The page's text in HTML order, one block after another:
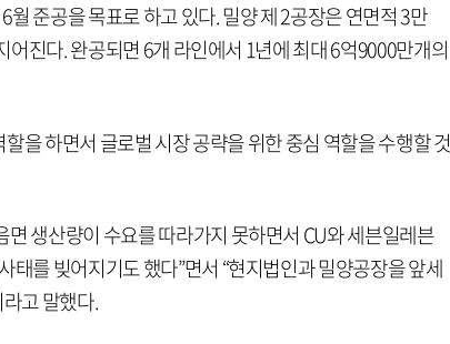
월 준공을 목표로 하고 있다. 밀양 제 2공장은 연면적 3만
진다. 완공되면 6개 라인에서 1년에 최대 6억9000만개의
을 하면서 글로벌 시장 공략을 위한 중심 역할을 수행할 것
생산량이 수요를 따라가지 못하면서 CU와 세븐일레븐
태를 빚어지기도 했다”면서 “현지법인과 밀양공장을 앞세
고 말했다.